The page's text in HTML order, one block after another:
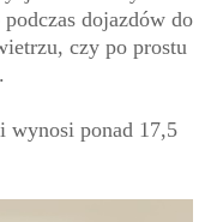
dojazdów do
czy po prostu
wynosi ponad 17,5